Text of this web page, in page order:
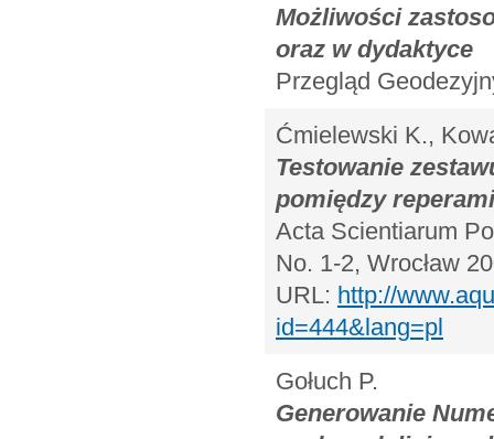
Możliwości
oraz w dydaktyce
Przegląd
Ćmielewski K.,
Testowanie
pomiędzy reperami
Acta Scientiarum
No. 1-2, Wrocław
URL: http://
id=444&lang=pl
Gołuch P.
Generowanie